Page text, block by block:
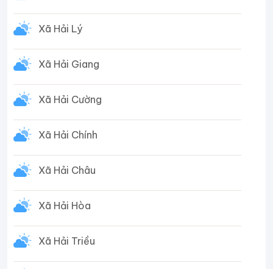
Xã Hải Lý
Xã Hải Giang
Xã Hải Cường
Xã Hải Chính
Xã Hải Châu
Xã Hải Hòa
Xã Hải Triều